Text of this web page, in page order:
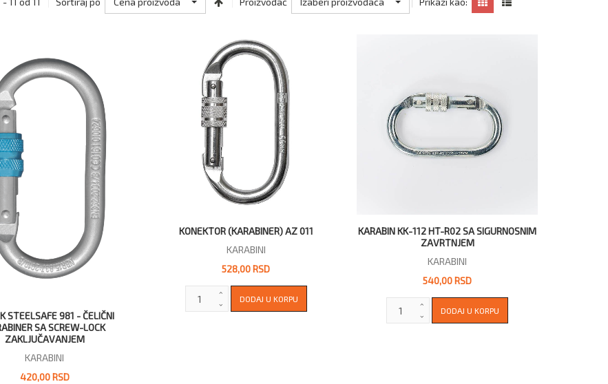
STEELSAFE 981 - ČELIČNI
SA SCREW-LOCK
ZAKLJUČAVANJEM
KARABINI
420,00 RSD
KONEKTOR (KARABINER) AZ 011
KARABINI
528,00 RSD
KARABIN KK-112 HT-R02 SA SIGURNOSNIM
ZAVRTNJEM
KARABINI
540,00 RSD